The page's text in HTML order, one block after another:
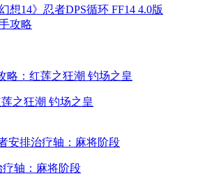
之狂潮 钓场之皇
疗轴：麻将阶段